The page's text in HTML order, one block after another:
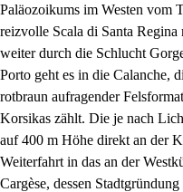
Paläozoikums im Westen vom
reizvolle Scala di Santa
weiter durch die Schlucht
Porto geht es in die Calanche,
rotbraun aufragender
Korsikas zählt. Die je nach
auf 400 m Höhe direkt an der
Weiterfahrt in das an der
Cargèse, dessen